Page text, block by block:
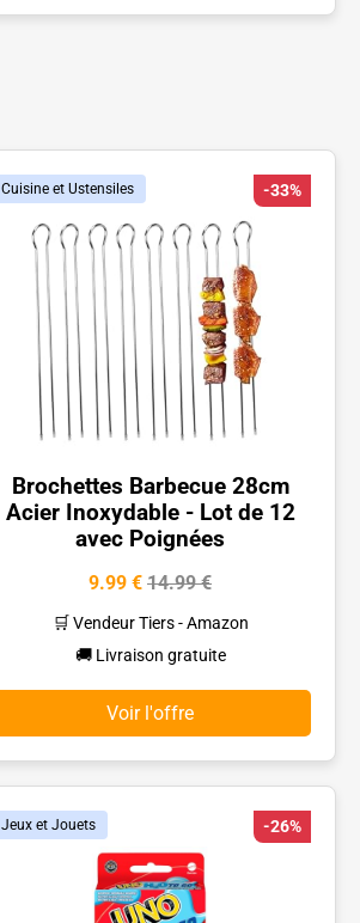
Cuisine et Ustensiles -33%
Brochettes Barbecue 28cm
Acier Inoxydable - Lot de 12
avec Poignées
9.99 € 14.99 €
🛒 Vendeur Tiers - Amazon
🚚 Livraison gratuite
Voir l'offre
Jeux et Jouets -26%